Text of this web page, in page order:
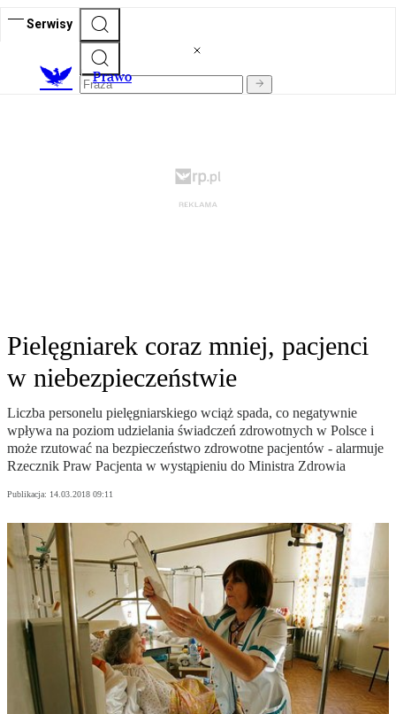
Serwisy
Prawo
Pielęgniarek coraz mniej, pacjenci
w niebezpieczeństwie
Liczba personelu pielęgniarskiego wciąż spada, co negatywnie
wpływa na poziom udzielania świadczeń zdrowotnych w Polsce i
może rzutować na bezpieczeństwo zdrowotne pacjentów - alarmuje
Rzecznik Praw Pacjenta w wystąpieniu do Ministra Zdrowia
Publikacja: 14.03.2018 09:11